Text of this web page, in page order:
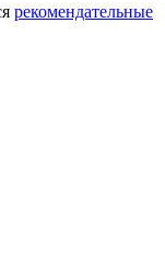
рекомендательные